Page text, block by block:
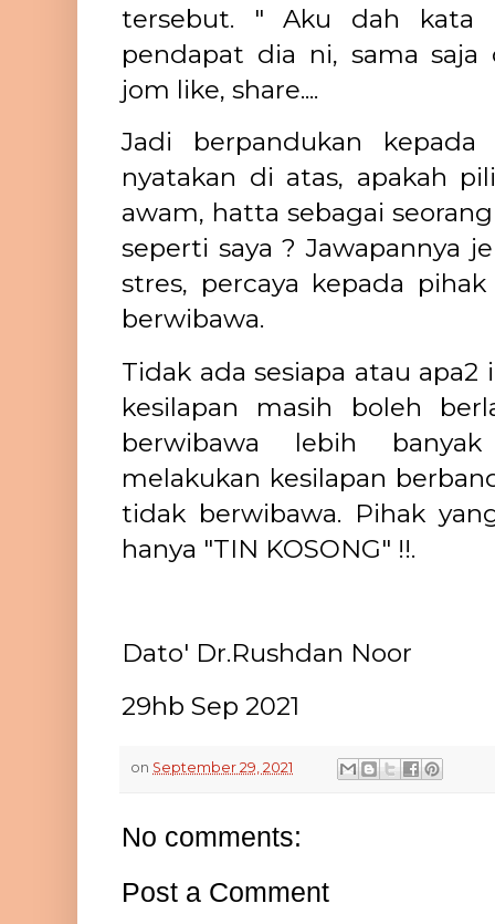
tersebut. " Aku dah kata
pendapat dia ni, sama saja
jom like, share....
Jadi berpandukan
nyatakan di atas, apakah
awam, hatta sebagai
seperti saya ? Jawapannya
stres, percaya kepada
berwibawa.
Tidak ada sesiapa atau
kesilapan masih boleh
berwibawa lebih
melakukan kesilapan
tidak berwibawa. Pihak
hanya "TIN KOSONG" !!.
Dato' Dr.Rushdan Noor
29hb Sep 2021
on September 29, 2021
No comments:
Post a Comment